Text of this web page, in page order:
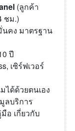
(ลูกค้า
ชม.)
นคง มาตรฐาน
ปี
เซิร์ฟเวอร์
ได้ด้วยตนเอง
ลบริการ
อ เกี่ยวกับ